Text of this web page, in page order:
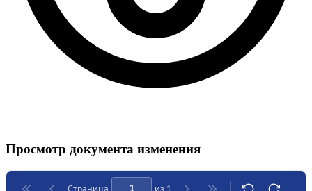
Просмотр документа изменения